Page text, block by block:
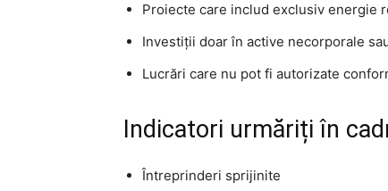
Proiecte care includ exclusiv energie
Investiții doar în active necorporale
Lucrări care nu pot fi autorizate
Indicatori urmăriți în
Întreprinderi sprijinite